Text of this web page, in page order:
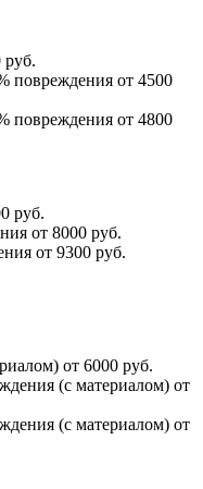
руб.
повреждения от 4500
повреждения от 4800
руб.
от 8000 руб.
от 9300 руб.
от 6000 руб.
(с материалом) от
(с материалом) от